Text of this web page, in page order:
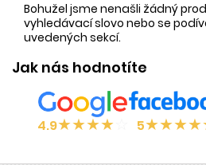
Bohužel jsme nenašli žádný
vyhledávací slovo nebo se
uvedených sekcí.
Jak nás hodnotíte
4.9★★★★ 5★★★★